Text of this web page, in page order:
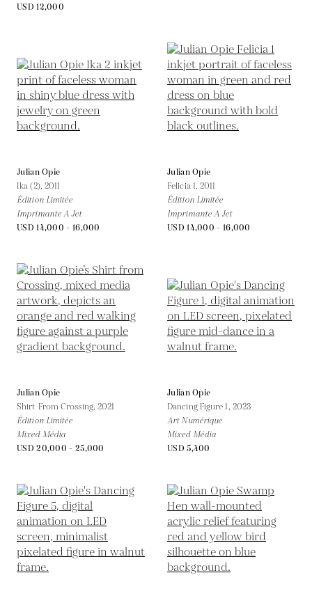
USD 12,000
Julian Opie
Ika (2), 2011
Édition Limitée
Imprimante A Jet
USD 14,000 - 16,000
Julian Opie
Felicia 1,2011
Édition Limitée
Imprimante A Jet
USD 14,000 - 16,000
Julian Opie
Shirt From Crossing,2021
Édition Limitée
Mixed Média
USD 20,000 - 25,000
Julian Opie
Dancing Figure 1, 2023
Art Numérique
Mixed Média
USD 5,400